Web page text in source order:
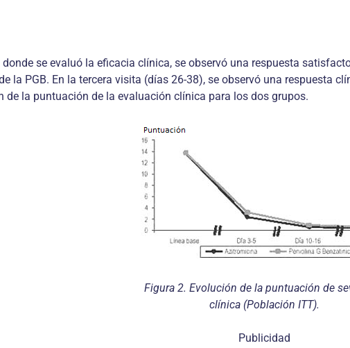
se evaluó la eficacia clínica, se observó una respuesta
la PGB. En la tercera visita (días 26-38), se observó una respuesta
de la puntuación de la evaluación clínica para los dos grupos.
Figura 2. Evolución de la puntuación de
clínica (Población ITT).
Publicidad